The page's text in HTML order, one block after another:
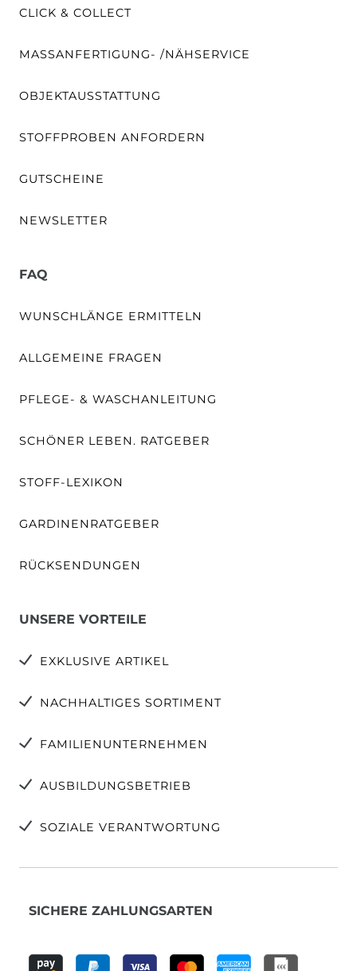
CLICK & COLLECT
MASSANFERTIGUNG- /NÄHSERVICE
OBJEKTAUSSTATTUNG
STOFFPROBEN ANFORDERN
GUTSCHEINE
NEWSLETTER
FAQ
WUNSCHLÄNGE ERMITTELN
ALLGEMEINE FRAGEN
PFLEGE- & WASCHANLEITUNG
SCHÖNER LEBEN. RATGEBER
STOFF-LEXIKON
GARDINENRATGEBER
RÜCKSENDUNGEN
UNSERE VORTEILE
EXKLUSIVE ARTIKEL
NACHHALTIGES SORTIMENT
FAMILIENUNTERNEHMEN
AUSBILDUNGSBETRIEB
SOZIALE VERANTWORTUNG
SICHERE ZAHLUNGSARTEN